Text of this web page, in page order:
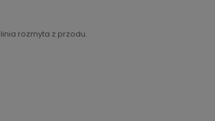
rozmyta z przodu.